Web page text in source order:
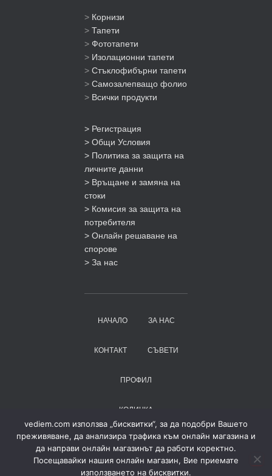
> Корнизи
> Тапети
> Фототапети
> Изолационни тапети
> Стъклофибърни тапети
> Самозалепващо фолио
> Всички продукти
> Регистрация
> Общи Условия
> Политика за защита на
личните данни
> Връщане и замяна на
стоки
> Комисия за защита на
потребителя
> Онлайн решаване на
спорове
> За нас
НАЧАЛО ЗА НАС
КОНТАКТ СЪВЕТИ
ПРОФИЛ
КОЛИЧКА
ПОРЪЧКА
Vediem.com
vediem.com използва „бисквитки“, за да подобри Вашето
преживяване, да анализира трафика към онлайн магазина и
да направи онлайн магазинът да работи коректно.
Посещавайки нашия онлайн магазин, Вие приемате
използването на бисквитки.